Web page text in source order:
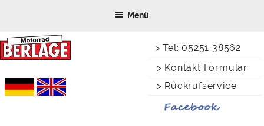
springen
> Tel: 05251 38562
> Kontakt Formular
> Rückrufservice
Menü